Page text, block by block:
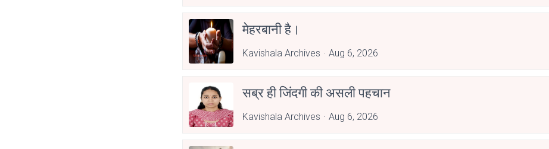
मेहरबानी है।
Kavishala Archives Aug 6, 2026
सब्र ही जिंदगी की असली पहचान
Kavishala Archives Aug 6, 2026